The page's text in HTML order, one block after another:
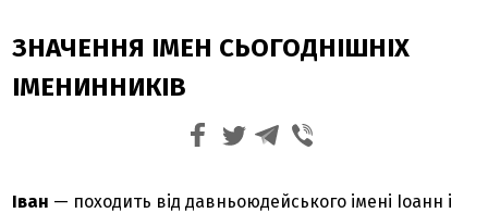
ЗНАЧЕННЯ ІМЕН СЬОГОДНІШНІХ
ІМЕНИННИКІВ
Іван — походить від давньоюдейського імені Іоанн і